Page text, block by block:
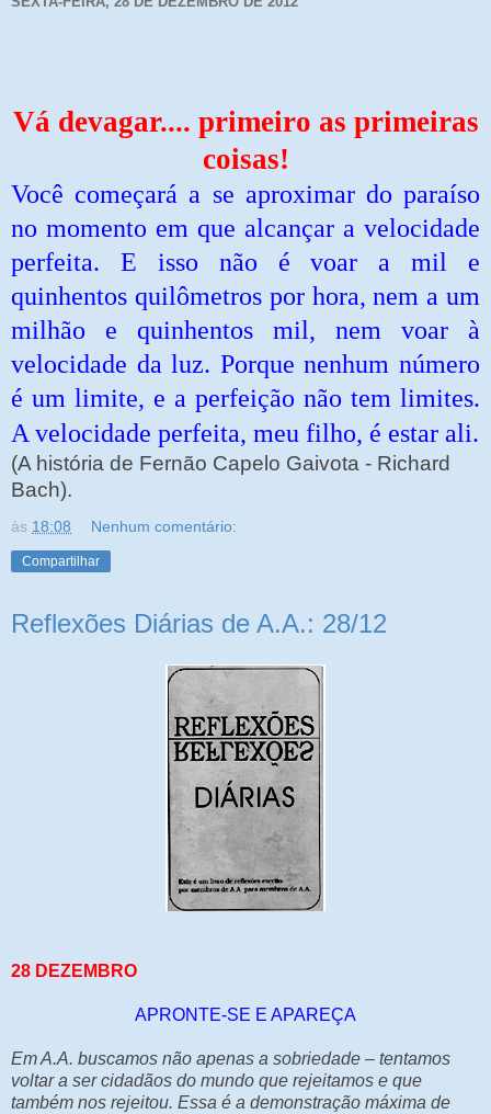
Vá devagar.... primeiro as primeiras
coisas!
Você começará a se aproximar do paraíso
no momento em que alcançar a velocidade
perfeita. E isso não é voar a mil e
quinhentos quilômetros por hora, nem a um
milhão e quinhentos mil, nem voar à
velocidade da luz. Porque nenhum número
é um limite, e a perfeição não tem limites.
A velocidade perfeita, meu filho, é estar ali.
(A história de Fernão Capelo Gaivota - Richard
Bach).
às 18:08 Nenhum comentário:
Compartilhar
Reflexões Diárias de A.A.: 28/12
28 DEZEMBRO
APRONTE-SE E APAREÇA
Em A.A. buscamos não apenas a sobriedade – tentamos
voltar a ser cidadãos do mundo que rejeitamos e que
também nos rejeitou. Essa é a demonstração máxima de